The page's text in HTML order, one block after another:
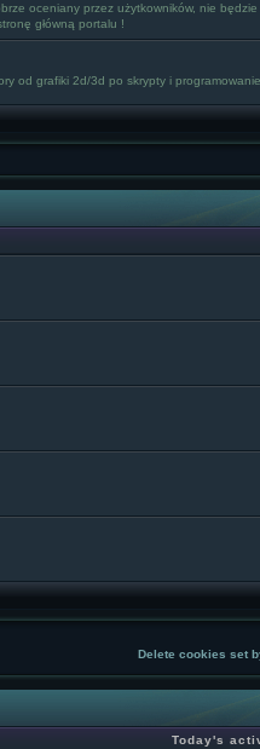
oceniany przez użytkowników, nie będzie
główną portalu !
od grafiki 2d/3d po skrypty i
Delete cookies set
Today's